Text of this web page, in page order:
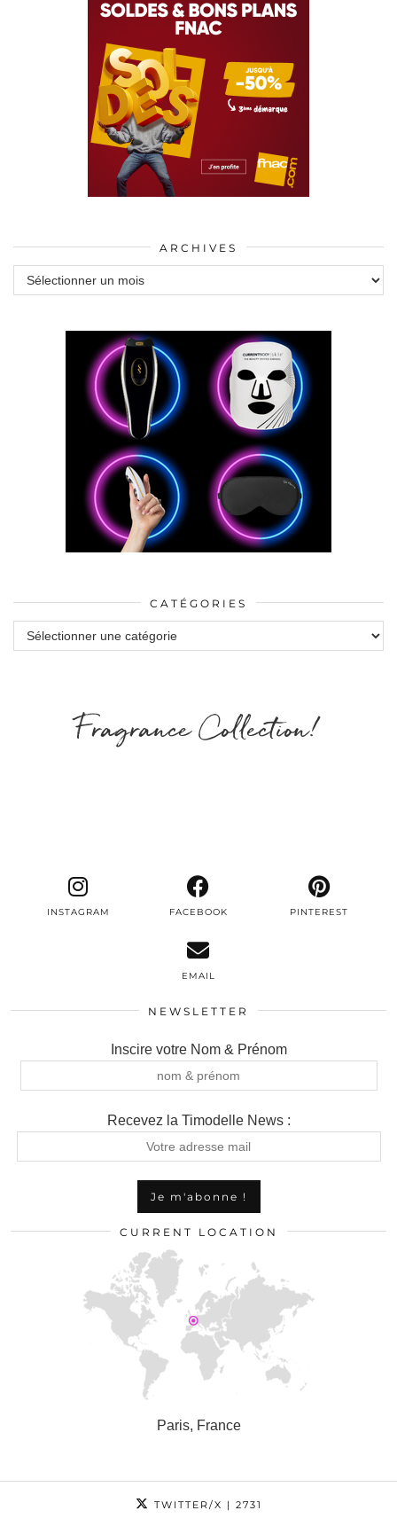
ARCHIVES
Archives
CATÉGORIES
Catégories
Fragrance Collection!
INSTAGRAM FACEBOOK PINTEREST
EMAIL
NEWSLETTER
Inscire votre Nom & Prénom
Recevez la Timodelle News :
CURRENT LOCATION
Paris, France
TWITTER/X | 2731